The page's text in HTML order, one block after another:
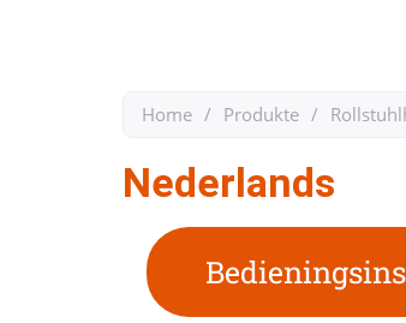
Home / Produkte /
Nederlands